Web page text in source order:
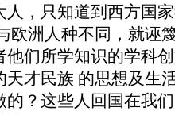
人，只知道到西方国
欧洲人种不同，就诬
们所学知识的学科
才民族 的思想及生
？这些人回国在我